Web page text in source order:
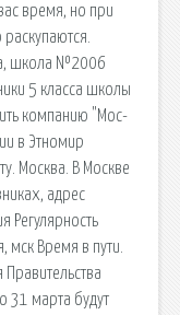
время, но при
школа №2006
5 класса школы
компанию "Мос-
в Этномир
Москва. В Москве
адрес
Регулярность
мск Время в пути.
31 марта будут